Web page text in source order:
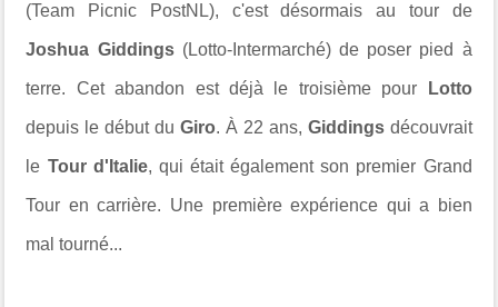
(Team Picnic PostNL), c'est désormais au tour de
Joshua Giddings(Lotto-Intermarché) de poser pied à
terre. Cet abandon est déjà le troisième pour Lotto
depuis le début duGiro. À 22 ans, Giddings découvrait
le Tour d'Italie, qui était également son premier Grand
Tour en carrière. Une première expérience qui a bien
mal tourné...